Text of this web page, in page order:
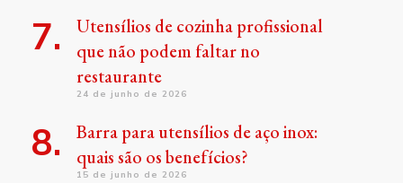
Utensílios de cozinha profissional
que não podem faltar no
restaurante
24 de junho de 2026
Barra para utensílios de aço inox:
quais são os benefícios?
15 de junho de 2026